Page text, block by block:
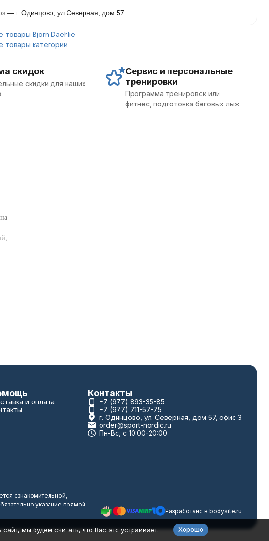
г. Одинцово, ул.Северная, дом 57
товары Bjorn Daehlie
товары категории
скидок
скидки для наших
Сервис и персональные
тренировки
Программа тренировок или
фитнес, подготовка беговых лыж
и оплата
Контакты
+7 (977) 893-35-85
+7 (977) 711-57-75
г. Одинцово, ул. Северная, дом 57, офис 3
order@sport-nordic.ru
Пн-Вс, с 10:00-20:00
ознакомительной,
указание прямой
Разработано в bodysite.ru
мы будем считать, что Вас это устраивает. Хорошо